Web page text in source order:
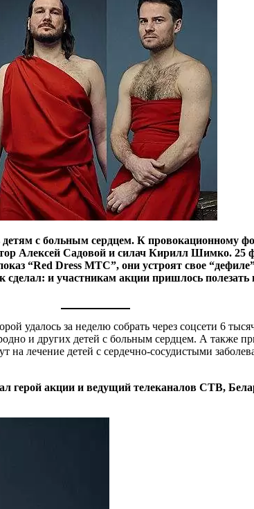
с больным сердцем. К провокационному
Алексей Садовой и силач Кирилл Шимко. 25
“Red Dress МТС”, они устроят свое
сделал: и участникам акции пришлось
удалось за неделю собрать через соцсети 6
и других детей с больным сердцем. А также
на лечение детей с сердечно-сосудистыми
герой акции и ведущий телеканалов СТВ,